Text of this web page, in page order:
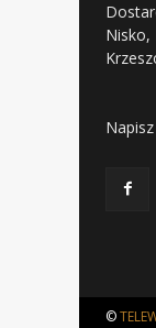
Nisko,
©